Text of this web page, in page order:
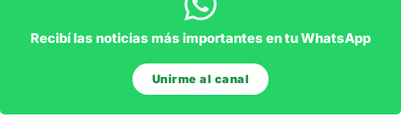
Recibí las noticias más importantes en tu WhatsApp
Unirme al canal